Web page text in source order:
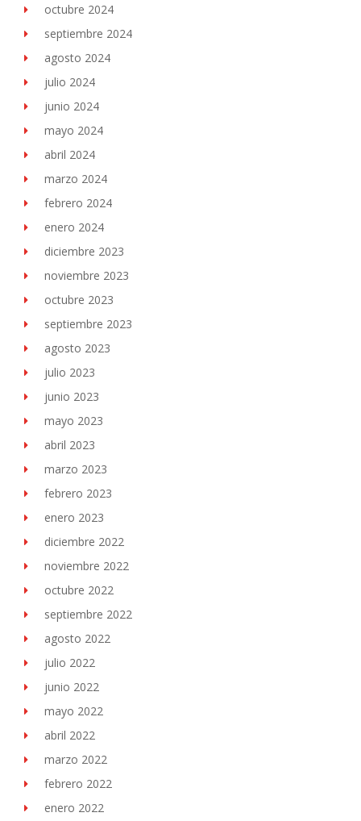
octubre 2024
septiembre 2024
agosto 2024
julio 2024
junio 2024
mayo 2024
abril 2024
marzo 2024
febrero 2024
enero 2024
diciembre 2023
noviembre 2023
octubre 2023
septiembre 2023
agosto 2023
julio 2023
junio 2023
mayo 2023
abril 2023
marzo 2023
febrero 2023
enero 2023
diciembre 2022
noviembre 2022
octubre 2022
septiembre 2022
agosto 2022
julio 2022
junio 2022
mayo 2022
abril 2022
marzo 2022
febrero 2022
enero 2022